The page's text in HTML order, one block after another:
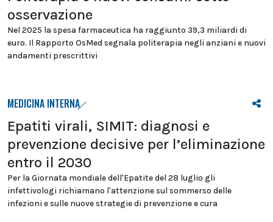
osservazione
Nel 2025 la spesa farmaceutica ha raggiunto 39,3 miliardi di
euro. Il Rapporto OsMed segnala politerapia negli anziani e nuovi
andamenti prescrittivi
MEDICINA INTERNA
Epatiti virali, SIMIT: diagnosi e
prevenzione decisive per l’eliminazione
entro il 2030
Per la Giornata mondiale dell'Epatite del 28 luglio gli
infettivologi richiamano l'attenzione sul sommerso delle
infezioni e sulle nuove strategie di prevenzione e cura